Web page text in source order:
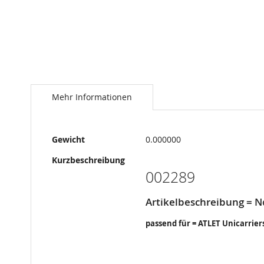
zum
AnfangMehr Informationen
Mehr
Informationen
Gewicht
0.000000
Kurzbeschreibung
002289
Artikelbeschreibung =
passend für = ATLET